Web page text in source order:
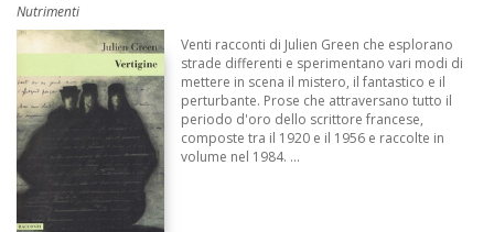
Nutrimenti
Venti racconti di Julien Green che esplorano
strade differenti e sperimentano vari modi di
mettere in scena il mistero, il fantastico e il
perturbante. Prose che attraversano tutto il
periodo d'oro dello scrittore francese,
composte tra il 1920 e il 1956 e raccolte in
volume nel 1984. ...